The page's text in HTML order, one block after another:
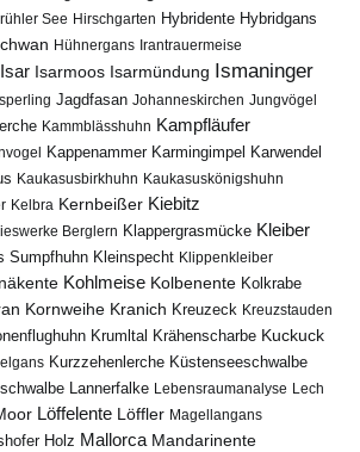
See Hirschgarten Hybridente Hybridgans
Hühnergans Irantrauermeise
Isar Isarmoos Isarmündung Ismaninger
Jagdfasan Johanneskirchen Jungvögel
Kammblässhuhn Kampfläufer
Kappenammer Karmingimpel Karwendel
Kaukasusbirkhuhn Kaukasuskönigshuhn
Kelbra Kernbeißer Kiebitz
Berglern Klappergrasmücke Kleiber
Sumpfhuhn Kleinspecht Klippenkleiber
Kohlmeise Kolbenente Kolkrabe
Kornweihe Kranich Kreuzeck Kreuzstauden
Krumltal Krähenscharbe Kuckuck
Kurzzehenlerche Küstenseeschwalbe
Lannerfalke Lebensraumanalyse Lech
Löffelente Löffler Magellangans
Holz Mallorca Mandarinente